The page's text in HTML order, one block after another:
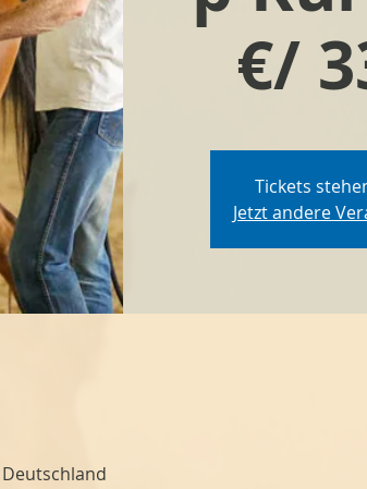
€/
Tickets
Jetzt andere